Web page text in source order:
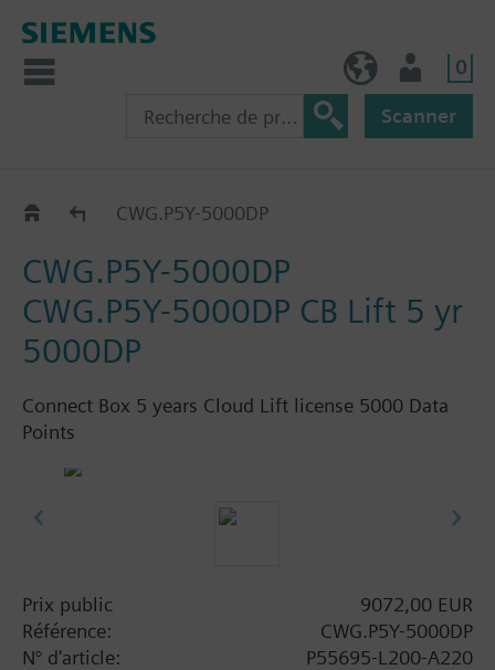
0
Scanner
Connect Box
CWG.P5Y-5000DP
CWG.P5Y-5000DP
CWG.P5Y-5000DP CB Lift 5 yr
5000DP
Connect Box 5 years Cloud Lift license 5000 Data
Points
Prix public
9072,00 EUR
Référence:
CWG.P5Y-5000DP
N° d'article:
P55695-L200-A220